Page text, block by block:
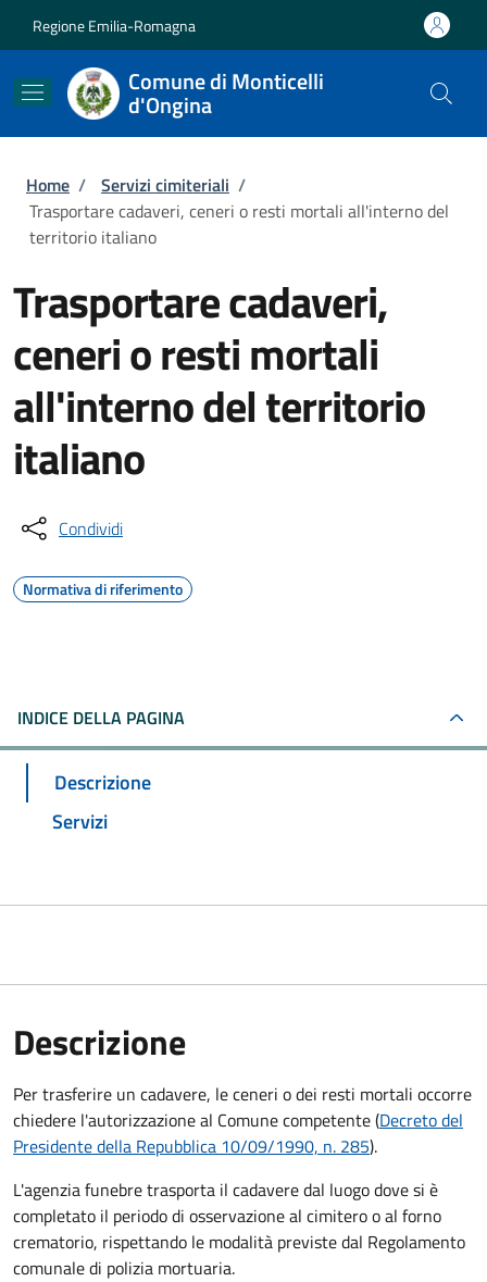
Regione Emilia-Romagna
Comune di Monticelli
d'Ongina
Briciole di pane
Home / Servizi cimiteriali /
Trasportare cadaveri, ceneri o resti mortali all'interno del
territorio italiano
Trasportare cadaveri,
ceneri o resti mortali
all'interno del territorio
italiano
Condividi
Normativa di riferimento
INDICE DELLA PAGINA
Descrizione
Servizi
Descrizione
Per trasferire un cadavere, le ceneri o dei resti mortali occorre
chiedere l'autorizzazione al Comune competente (Decreto del
Presidente della Repubblica 10/09/1990, n. 285).
L'agenzia funebre trasporta il cadavere dal luogo dove si è
completato il periodo di osservazione al cimitero o al forno
crematorio, rispettando le modalità previste dal Regolamento
comunale di polizia mortuaria.